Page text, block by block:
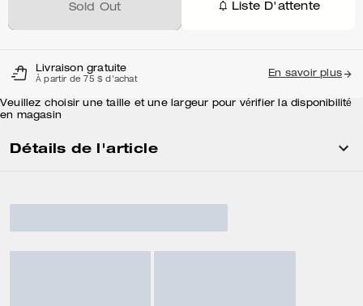
Sold Out Liste D'attente
Livraison gratuite
À partir de 75 $ d'achat
En savoir plus
Veuillez choisir une taille et une largeur pour vérifier la disponibilité
en magasin
Détails de l'article